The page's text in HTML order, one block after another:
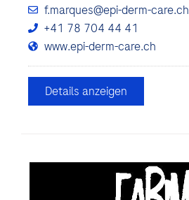
f.marques@epi-derm-care.ch
+41 78 704 44 41
www.epi-derm-care.ch
Details anzeigen